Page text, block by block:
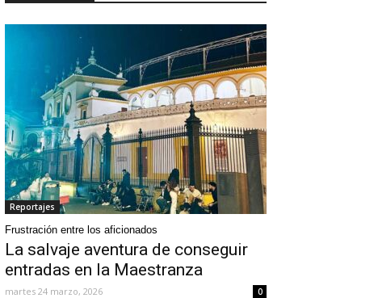
Reportajes
Frustración entre los aficionados
La salvaje aventura de conseguir
entradas en la Maestranza
martes 24 marzo, 2026 0